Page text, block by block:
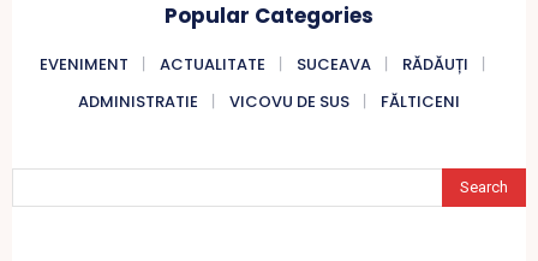
Popular Categories
EVENIMENT ACTUALITATE SUCEAVA
RĂDĂUȚI
ADMINISTRATIE
VICOVU DE SUS FĂLTICENI
Search